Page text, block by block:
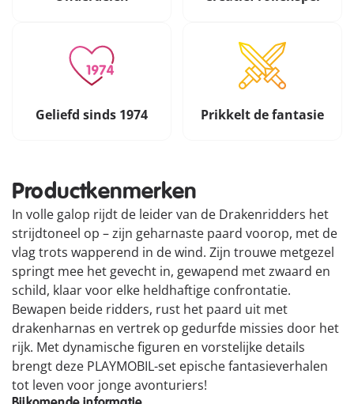
Geliefd sinds 1974 Prikkelt de fantasie
Productkenmerken
In volle galop rijdt de leider van de Drakenridders het
strijdtoneel op – zijn geharnaste paard voorop, met de
vlag trots wapperend in de wind. Zijn trouwe metgezel
springt mee het gevecht in, gewapend met zwaard en
schild, klaar voor elke heldhaftige confrontatie.
Bewapen beide ridders, rust het paard uit met
drakenharnas en vertrek op gedurfde missies door het
rijk. Met dynamische figuren en vorstelijke details
brengt deze PLAYMOBIL-set epische fantasieverhalen
tot leven voor jonge avonturiers!